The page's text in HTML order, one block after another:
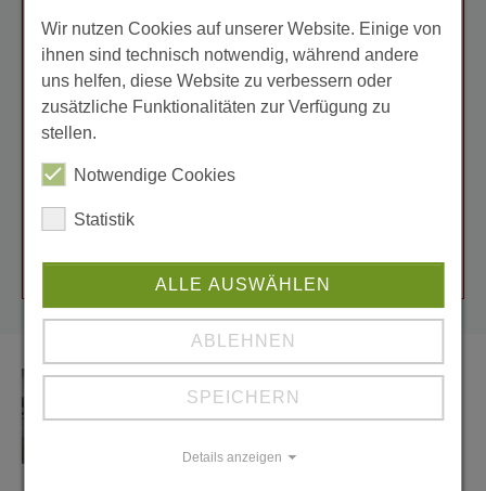
3. Gitterschnittprüfung ISO 2409
4. Eindruckversuch ISO 2815
5. Tiefungsprüfung ISO 1520
6. Donrbiegeversuch ISO 1519
8. Kondenswassertest ISO 6270-2
9. Künstliches Bestrahlen oder Bewittern ISO
Wir nutzen Cookies auf unserer Website. Einige von
ihnen sind technisch notwendig, während andere
uns helfen, diese Website zu verbessern oder
zusätzliche Funktionalitäten zur Verfügung zu
stellen.
Notwendige Cookies
Statistik
ALLE AUSWÄHLEN
ABLEHNEN
SPEICHERN
Details anzeigen